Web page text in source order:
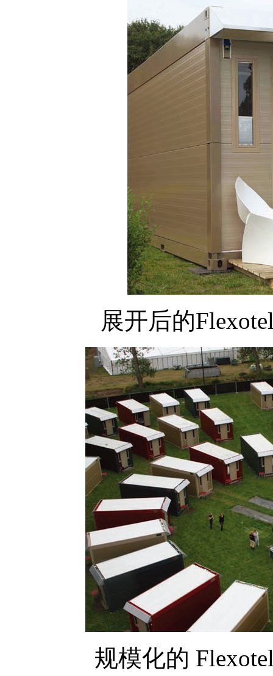
展开后的
规模化的